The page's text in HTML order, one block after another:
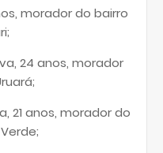
morador do bairro
24 anos, morador
21 anos, morador do